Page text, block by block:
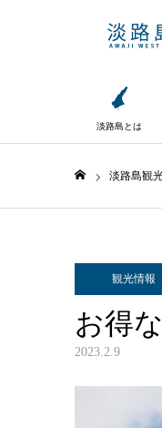
淡路島とは
淡路島観
観光情報
お得
2023.2.9